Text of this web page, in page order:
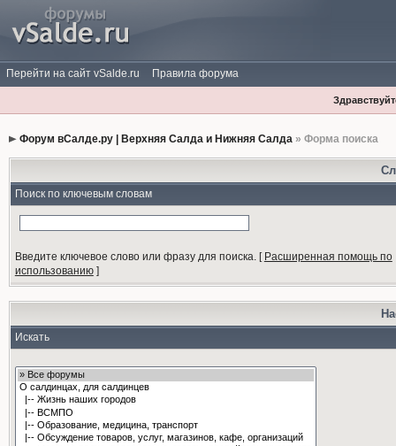
Перейти на сайт vSalde.ru Правила форума
Форум вСалде.ру | Верхняя Салда и Нижняя Салда» Форма поиска
Поиск по ключевым словам
Введите ключевое слово или фразу для поиска.[ Расширенная помощь по
использованию]
Искать